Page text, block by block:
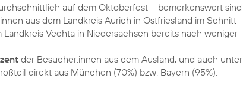
auf dem Oktoberfest – bemerkenswert sind
aus dem Landkreis Aurich in Ostfriesland im Schnitt
Vechta in Niedersachsen bereits nach weniger
der Besucher:innen aus dem Ausland, und auch unter